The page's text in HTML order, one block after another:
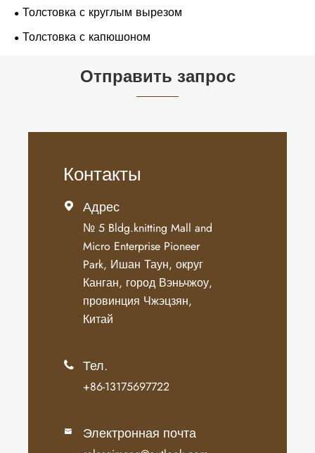
Толстовка с круглым вырезом
Толстовка с капюшоном
Отправить запрос
Контакты
 Адрес
№ 5 Bldg.knitting Mall and
Micro Enterprise Pioneer
Park, Ишан Таун, округ
Канган, город Вэньчжоу,
провинция Чжэцзян,
Китай
 Тел.
+86-13175697722
 Электронная почта